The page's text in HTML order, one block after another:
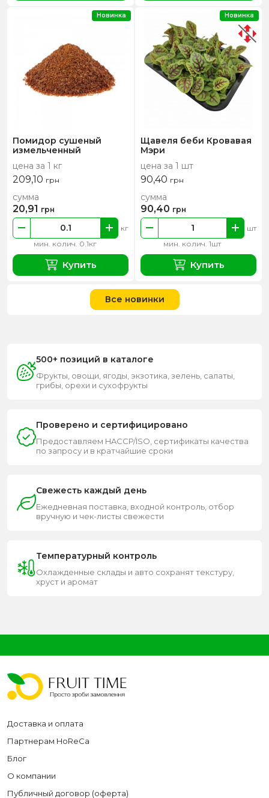
Помидор сушеный
измельченный
цена за 1 кг
209,10 грн
мин. колич. 0.1кг
кг
сумма
20,91 грн
Купить
Новинка
Щавеля беби Кровавая
Мэри
цена за 1 шт
90,40 грн
мин. колич. 1шт
шт
сумма
90,40 грн
Купить
Новинка
Все новинки
500+ позиций в каталоге
Фрукты, овощи, ягоды, экзотика, зелень, салаты,
грибы, орехи и сухофрукты
Проверено и сертифицировано
Предоставляем HACCP/ISO, сертификаты качества
по запросу и в кратчайшие сроки
Свежесть каждый день
Ежедневная поставка, входной контроль, отбор
вручную и чек-листы свежести
Температурный контроль
Охлажденные склады и авто сохранят текстуру,
хруст и аромат
Доставка и оплата
Партнерам HoReCa
Блог
О компании
Публичный договор (оферта)